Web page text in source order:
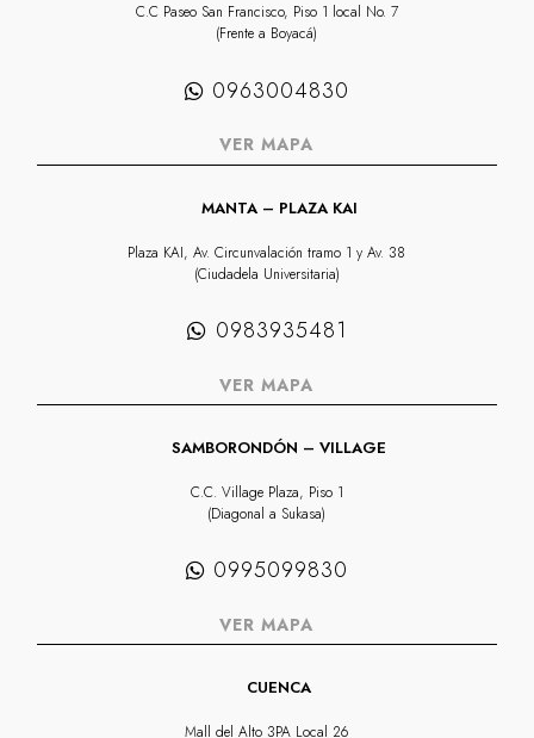
C.C Paseo San Francisco, Piso 1 local No. 7
(Frente a Boyacá)
0963004830
VER MAPA
MANTA – PLAZA KAI
Plaza KAI, Av. Circunvalación tramo 1 y Av. 38
(Ciudadela Universitaria)
0983935481
VER MAPA
SAMBORONDÓN – VILLAGE
C.C. Village Plaza, Piso 1
(Diagonal a Sukasa)
0995099830
VER MAPA
CUENCA
Mall del Alto 3PA Local 26